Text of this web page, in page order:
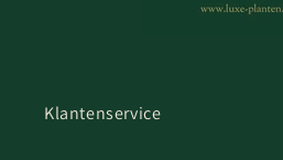
Klantenservice